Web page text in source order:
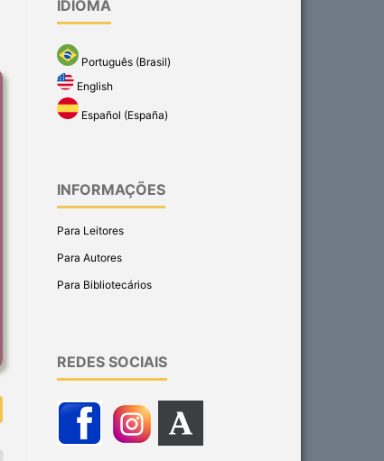
IDIOMA
Português (Brasil)
English
Español (España)
INFORMAÇÕES
Para Leitores
Para Autores
Para Bibliotecários
REDES SOCIAIS